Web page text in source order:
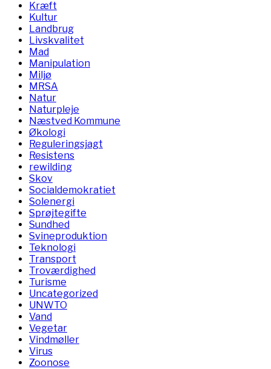
Kræft
Kultur
Landbrug
Livskvalitet
Mad
Manipulation
Miljø
MRSA
Natur
Naturpleje
Næstved Kommune
Økologi
Reguleringsjagt
Resistens
rewilding
Skov
Socialdemokratiet
Solenergi
Sprøjtegifte
Sundhed
Svineproduktion
Teknologi
Transport
Troværdighed
Turisme
Uncategorized
UNWTO
Vand
Vegetar
Vindmøller
Virus
Zoonose